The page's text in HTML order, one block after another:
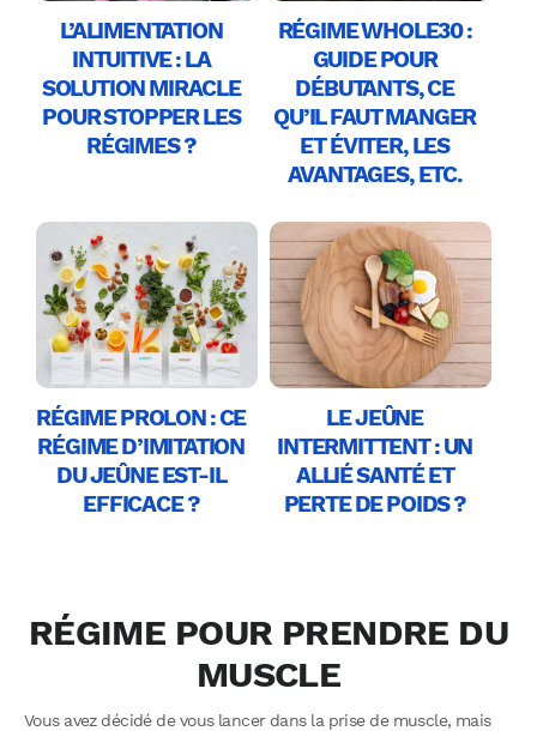
L’ALIMENTATION
INTUITIVE : LA
SOLUTION MIRACLE
POUR STOPPER LES
RÉGIMES ?
RÉGIME WHOLE30 :
GUIDE POUR
DÉBUTANTS, CE
QU’IL FAUT MANGER
ET ÉVITER, LES
AVANTAGES, ETC.
RÉGIME PROLON : CE
RÉGIME D’IMITATION
DU JEÛNE EST-IL
EFFICACE ?
LE JEÛNE
INTERMITTENT : UN
ALLIÉ SANTÉ ET
PERTE DE POIDS ?
RÉGIME POUR PRENDRE DU
MUSCLE
Vous avez décidé de vous lancer dans la prise de muscle, mais